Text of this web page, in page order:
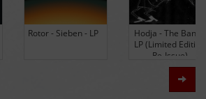
Rotor - Sieben - LP
Hodja - The Band -
LP (Limited Edition
Re-Issue)